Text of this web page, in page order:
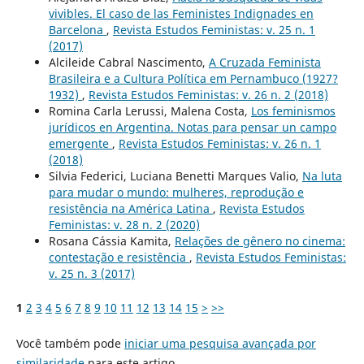
vivibles. El caso de las Feministes Indignades en
Barcelona , Revista Estudos Feministas: v. 25 n. 1
(2017)
Alcileide Cabral Nascimento, A Cruzada Feminista
Brasileira e a Cultura Política em Pernambuco (1927?
1932) , Revista Estudos Feministas: v. 26 n. 2 (2018)
Romina Carla Lerussi, Malena Costa, Los feminismos
jurídicos en Argentina. Notas para pensar un campo
emergente , Revista Estudos Feministas: v. 26 n. 1
(2018)
Silvia Federici, Luciana Benetti Marques Valio, Na luta
para mudar o mundo: mulheres, reprodução e
resistência na América Latina , Revista Estudos
Feministas: v. 28 n. 2 (2020)
Rosana Cássia Kamita, Relações de gênero no cinema:
contestação e resistência , Revista Estudos Feministas:
v. 25 n. 3 (2017)
1 2 3 4 5 6 7 8 9 10 11 12 13 14 15 > >>
Você também pode iniciar uma pesquisa avançada por